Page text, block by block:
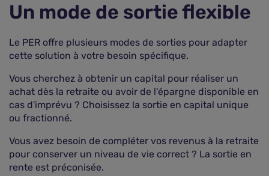
Un mode de sortie flexible
Le PER offre plusieurs modes de sorties pour adapter
cette solution à votre besoin spécifique.
Vous cherchez à obtenir un capital pour réaliser un
achat dès la retraite ou avoir de l'épargne disponible en
cas d'imprévu ? Choisissez la sortie en capital unique
ou fractionné.
Vous avez besoin de compléter vos revenus à la retraite
pour conserver un niveau de vie correct ? La sortie en
rente est préconisée.